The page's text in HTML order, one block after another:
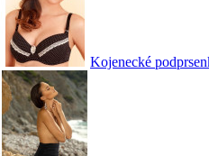
Kojenecké